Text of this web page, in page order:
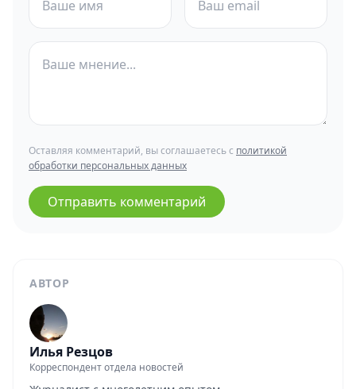
АВТОР
Илья Резцов
Корреспондент отдела новостей
Оставляя комментарий, вы соглашаетесь с политикой
обработки персональных данных
Отправить комментарий